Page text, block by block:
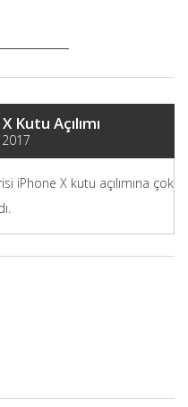
Kutu Açılımı
iPhone X kutu açılımına çok